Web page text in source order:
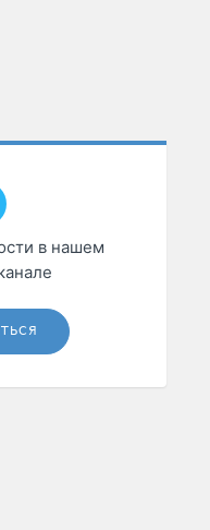
в нашем